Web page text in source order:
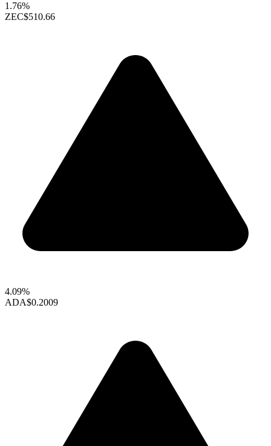
1.76%
ZEC$510.66
4.09%
ADA$0.2009